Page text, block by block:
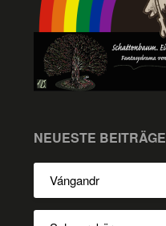
NEUESTE BEITRÄGE
Vángandr